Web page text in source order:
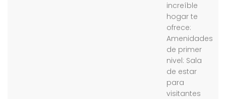
increíble
hogar te
ofrece:
Amenidades
de primer
nivel: Sala
de estar
para
visitantes